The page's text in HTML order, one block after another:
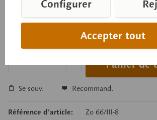
Prix sur demande
Délai de livraison sur demande
Panier de
Se souv. Recommand.
Référence d’article:
Zo 66/III-8
Accepter tout
Configurer